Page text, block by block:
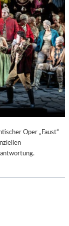
Oper „Faust“